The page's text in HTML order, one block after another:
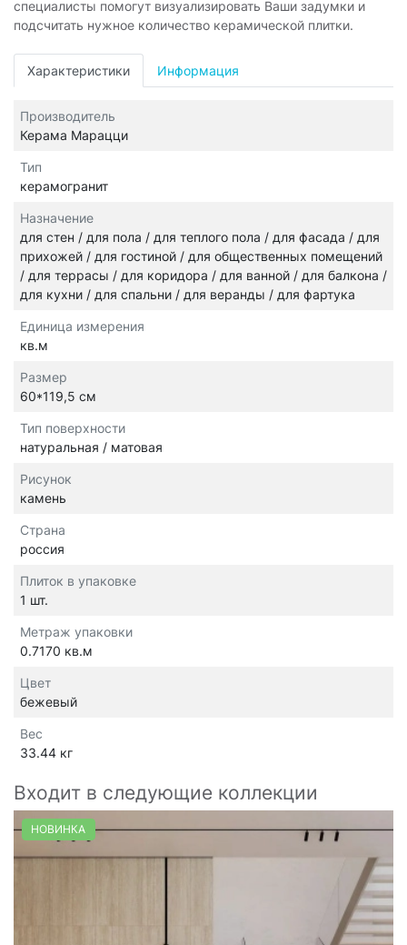
специалисты помогут визуализировать Ваши задумки и
подсчитать нужное количество керамической плитки.
Характеристики Информация
Производитель
Керама Марацци
Тип
керамогранит
Назначение
для стен / для пола / для теплого пола / для фасада / для
прихожей / для гостиной / для общественных помещений
/ для террасы / для коридора / для ванной / для балкона /
для кухни / для спальни / для веранды / для фартука
Единица измерения
кв.м
Размер
60*119,5 см
Тип поверхности
натуральная / матовая
Рисунок
камень
Страна
россия
Плиток в упаковке
1 шт.
Метраж упаковки
0.7170 кв.м
Цвет
бежевый
Вес
33.44 кг
Входит в следующие коллекции
НОВИНКА